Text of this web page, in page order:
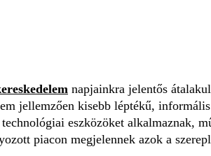
napjainkra jelentős
jellemzően kisebb léptékű,
eszközöket alkalmaznak,
piacon megjelennek azok a